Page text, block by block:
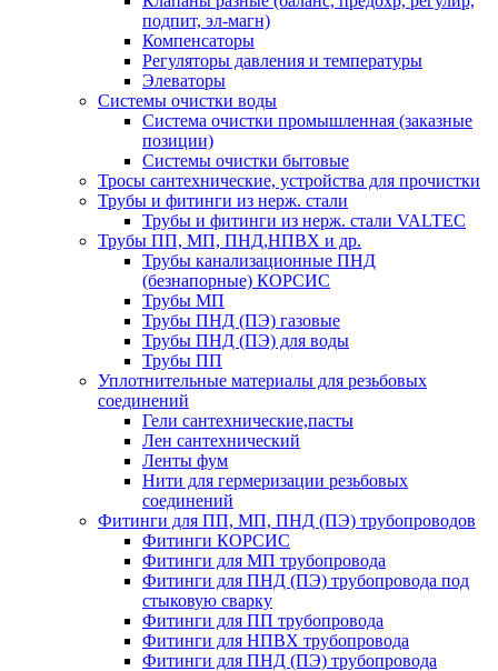
подпит, эл-магн)
Компенсаторы
Регуляторы давления и температуры
Элеваторы
Системы очистки воды
Система очистки промышленная (заказные
позиции)
Системы очистки бытовые
Тросы сантехнические, устройства для прочистки
Трубы и фитинги из нерж. стали
Трубы и фитинги из нерж. стали VALTEC
Трубы ПП, МП, ПНД,НПВХ и др.
Трубы канализационные ПНД
(безнапорные) КОРСИС
Трубы МП
Трубы ПНД (ПЭ) газовые
Трубы ПНД (ПЭ) для воды
Трубы ПП
Уплотнительные материалы для резьбовых
соединений
Гели сантехнические,пасты
Лен сантехнический
Ленты фум
Нити для гермеризации резьбовых
соединений
Фитинги для ПП, МП, ПНД (ПЭ) трубопроводов
Фитинги КОРСИС
Фитинги для МП трубопровода
Фитинги для ПНД (ПЭ) трубопровода под
стыковую сварку
Фитинги для ПП трубопровода
Фитинги для НПВХ трубопровода
Фитинги для ПНД (ПЭ) трубопровода